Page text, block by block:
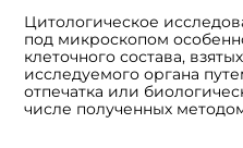
Цитологическое
под микроскопом
клеточного состава,
исследуемого органа
отпечатка или
числе полученных